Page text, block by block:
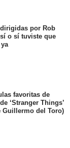
por Rob
o sí tuviste que
favoritas de
‘Stranger Things’
Guillermo del Toro)